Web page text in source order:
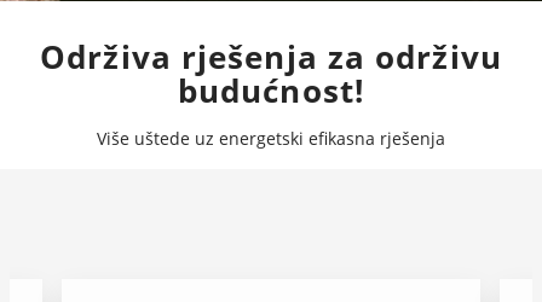
Održiva rješenja za održivu
budućnost!
Više uštede uz energetski efikasna rješenja